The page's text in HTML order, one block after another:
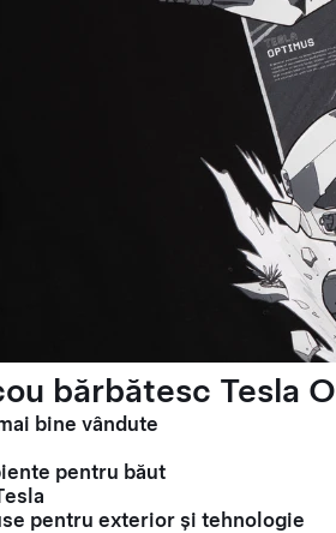
bărbătesc Tesla
bine vândute
pentru băut
pentru exterior și tehnologie